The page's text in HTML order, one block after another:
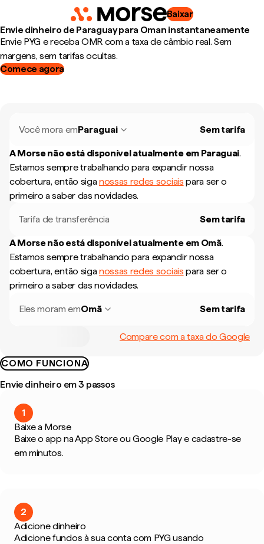
Baixar
Envie dinheiro de Paraguay para Oman instantaneamente
Envie PYG e receba OMR com a taxa de câmbio real. Sem
margens, sem tarifas ocultas.
Comece agora
Você mora emParaguai Sem tarifa
A Morse não está disponível atualmente em Paraguai.
Estamos sempre trabalhando para expandir nossa
cobertura, então siganossas redes sociais para ser o
primeiro a saber das novidades.
Tarifa de transferência Sem tarifa
A Morse não está disponível atualmente em Omã.
Estamos sempre trabalhando para expandir nossa
cobertura, então siganossas redes sociais para ser o
primeiro a saber das novidades.
Eles moram emOmã Sem tarifa
Compare com a taxa do Google
COMO FUNCIONA
Envie dinheiro em 3 passos
1
Baixe a Morse
Baixe o app na App Store ou Google Play e cadastre-se
em minutos.
2
Adicione dinheiro
Adicione fundos à sua conta com PYG usando